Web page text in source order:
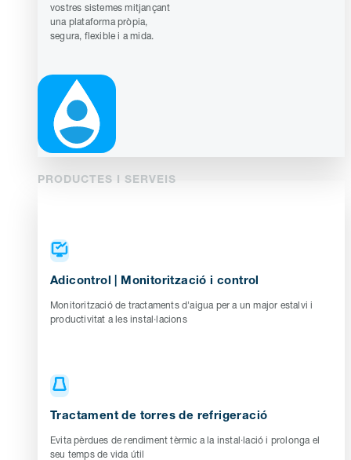
vostres sistemes mitjançant
una plataforma pròpia,
segura, flexible i a mida.
PRODUCTES I SERVEIS
Adicontrol | Monitorització i control
Monitorització de tractaments d'aigua per a un major estalvi i
productivitat a les instal·lacions
Tractament de torres de refrigeració
Evita pèrdues de rendiment tèrmic a la instal·lació i prolonga el
seu temps de vida útil